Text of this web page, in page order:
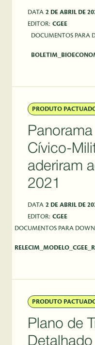
DATA 2 DE ABRIL DE
EDITOR: CGEE
DOCUMENTOS PARA
PRODUTO
Cívico-
aderiram
2021
DATA 2 DE ABRIL DE
EDITOR: CGEE
DOCUMENTOS PARA
PRODUTO
Plano de
Detalhado